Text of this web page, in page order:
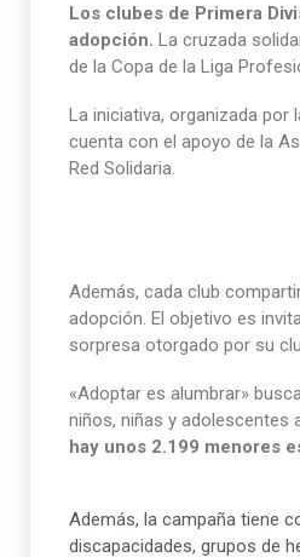
Los clubes de Primera
adopción. La cruzada
de la Copa de la Liga
La iniciativa, organizada por
cuenta con el apoyo de la
Red Solidaria.
Además, cada club
adopción. El objetivo es
sorpresa otorgado por su
«Adoptar es alumbrar»
niños, niñas y adolescentes
hay unos 2.199 menores
Además, la campaña tiene
discapacidades, grupos de